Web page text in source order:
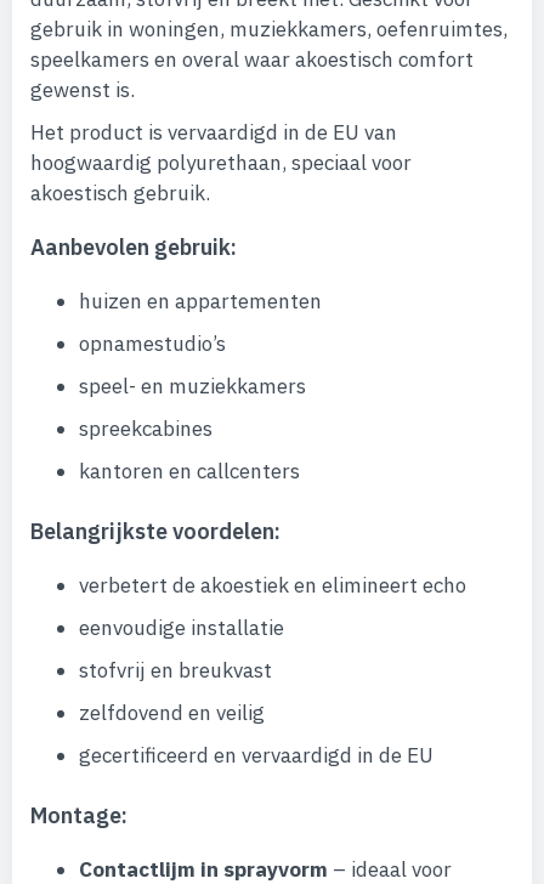
gebruik in woningen, muziekkamers, oefenruimtes,
speelkamers en overal waar akoestisch comfort
gewenst is.
Het product is vervaardigd in de EU van
hoogwaardig polyurethaan, speciaal voor
akoestisch gebruik.
Aanbevolen gebruik:
huizen en appartementen
opnamestudio’s
speel- en muziekkamers
spreekcabines
kantoren en callcenters
Belangrijkste voordelen:
verbetert de akoestiek en elimineert echo
eenvoudige installatie
stofvrij en breukvast
zelfdovend en veilig
gecertificeerd en vervaardigd in de EU
Montage:
Contactlijm in sprayvorm – ideaal voor